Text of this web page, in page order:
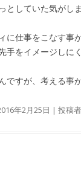
していた気がしま
に仕事をこなす事
手をイメージし
ですが、考える事
年2月25日 | 投稿